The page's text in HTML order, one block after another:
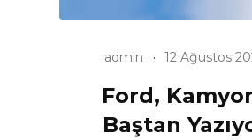
admin 12 Ağustos
Ford,
Baştan